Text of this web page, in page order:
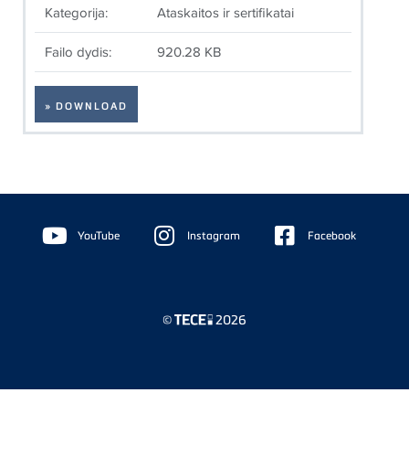
Kategorija: Ataskaitos ir sertifikatai
Failo dydis: 920.28 KB
» DOWNLOAD
Floating
Sidebar YouTube Instagram Facebook
© 2026